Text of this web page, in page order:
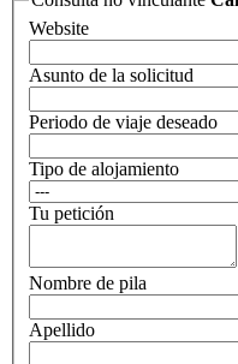
Website
Asunto de la solicitud
Periodo de viaje deseado
Tipo de alojamiento
Tu petición
Nombre de pila
Apellido